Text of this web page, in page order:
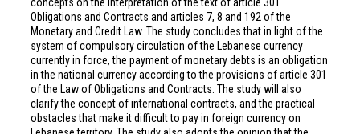
Obligations and Contracts and articles 7, 8 and 192 of the
Monetary and Credit Law. The study concludes that in light of the
system of compulsory circulation of the Lebanese currency
currently in force, the payment of monetary debts is an obligation
in the national currency according to the provisions of article 301
of the Law of Obligations and Contracts. The study will also
clarify the concept of international contracts, and the practical
obstacles that make it difficult to pay in foreign currency on